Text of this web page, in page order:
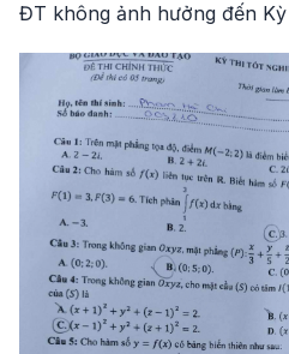
ĐT không ảnh hưởng đến Kỳ